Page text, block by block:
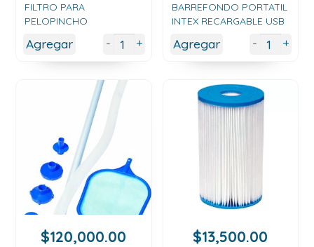
FILTRO PARA
PELOPINCHO
Agregar - +
BARREFONDO PORTATIL
INTEX RECARGABLE USB
Agregar - +
$120,000.00 $13,500.00